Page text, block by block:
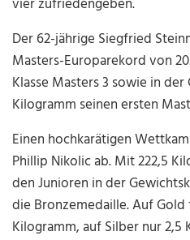
vier zufriedengeben.
Der 62-jährige Siegfried
Masters-Europarekord von
Klasse Masters 3 sowie in der
Kilogramm seinen ersten
Einen hochkarätigen
Phillip Nikolic ab. Mit 222,5
den Junioren in der
die Bronzemedaille. Auf
Kilogramm, auf Silber nur 2,5